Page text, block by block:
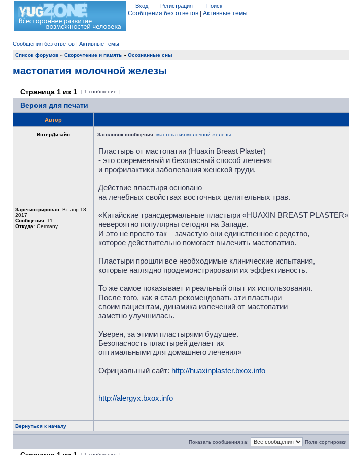
Вход Регистрация Поиск
Сообщения без ответов Активные темы
Сообщения без ответов | Активные темы
Список форумов » Скорочтение и память » Осознанные сны
мастопатия молочной железы
Страница 1 из 1 [ 1 сообщение ]
Версия для печати
Автор
ИнтерДизайн Заголовок сообщения: мастопатия молочной железы
Зарегистрирован: Вт апр 18,
2017
Сообщения: 11
Откуда: Germany
Пластырь от мастопатии (Huaxin Breast Plaster)
- это современный и безопасный способ лечения
и профилактики заболевания женской груди.
Действие пластыря основано
на лечебных свойствах восточных целительных трав.
«Китайские трансдермальные пластыри «HUAXIN BREAST PLASTER»
невероятно популярны сегодня на Западе.
И это не просто так – зачастую они единственное средство,
которое действительно помогает вылечить мастопатию.
Пластыри прошли все необходимые клинические испытания,
которые наглядно продемонстрировали их эффективность.
То же самое показывает и реальный опыт их использования.
После того, как я стал рекомендовать эти пластыри
своим пациентам, динамика излечений от мастопатии
заметно улучшилась.
Уверен, за этими пластырями будущее.
Безопасность пластырей делает их
оптимальными для домашнего лечения»
Официальный сайт: http://huaxinplaster.bxox.info
http://alergyx.bxox.info
Вернуться к началу
Показать сообщения за: Поле сортировки